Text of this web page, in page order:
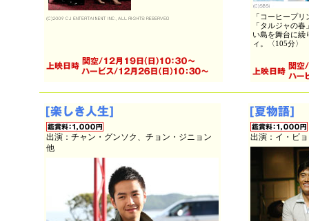
「コーヒープ
「タルジャの
い島を舞台に繰
ィ。〈105分〉
出演：チャン・グンソク、チョン・ジニョン
他
出演：イ・ビ